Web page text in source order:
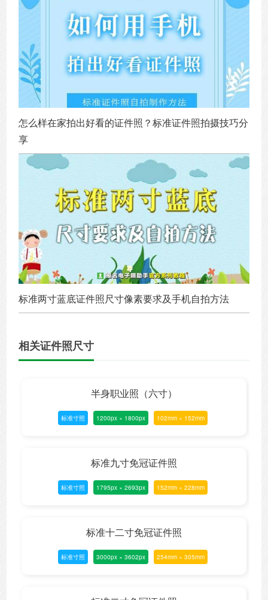
怎么样在家拍出好看的证件照？标准证件照拍摄技巧分
享
标准两寸蓝底证件照尺寸像素要求及手机自拍方法
相关证件照尺寸
半身职业照（六寸）
标准寸照 1200px × 1800px 102mm × 152mm
标准九寸免冠证件照
标准寸照 1795px × 2693px 152mm × 228mm
标准十二寸免冠证件照
标准寸照 3000px × 3602px 254mm × 305mm